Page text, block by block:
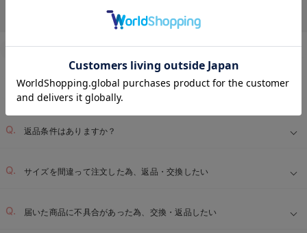
お客様からのよくあるご質問
返品交換について
キャンセルについて
配送について
お届け情報の変更
お支払いについて
お買い物について
返品条件はありますか？
サイズを間違って注文した為、返品・交換したい
届いた商品に不具合があった為、交換・返品したい
お気に入り商品を確認する